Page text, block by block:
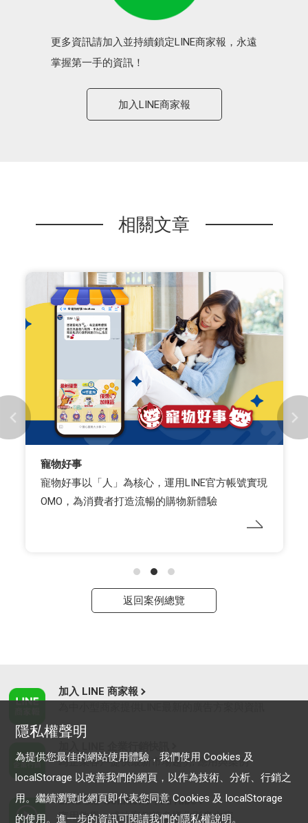
更多資訊請加入並持續鎖定LINE商家報，永遠
掌握第一手的資訊！
加入LINE商家報
相關文章
寵物好事
寵物好事以「人」為核心，運用LINE官方帳號實現
OMO，為消費者打造流暢的購物新體驗
返回案例總覽
加入 LINE 商家報
為企業客戶提供最新市場趨勢, 應用與案例
LINE Biz-Solutions YouTube
實用教學、成功案例等多樣化影音內容
隱私權聲明
為提供您最佳的網站使用體驗，我們使用 Cookies 及
localStorage 以改善我們的網頁，以作為技術、分析、行銷之
用。繼續瀏覽此網頁即代表您同意 Cookies 及 localStorage
的使用。進一步的資訊可閱讀我們的隱私權說明。